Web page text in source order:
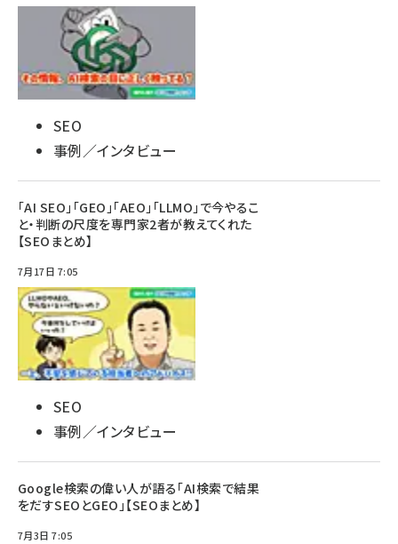
SEO
事例／インタビュー
「AI SEO」「GEO」「AEO」「LLMO」で今やるこ
と・判断の尺度を専門家2者が教えてくれた
【SEOまとめ】
7月17日 7:05
SEO
事例／インタビュー
Google検索の偉い人が語る「AI検索で結果
をだすSEOとGEO」【SEOまとめ】
7月3日 7:05